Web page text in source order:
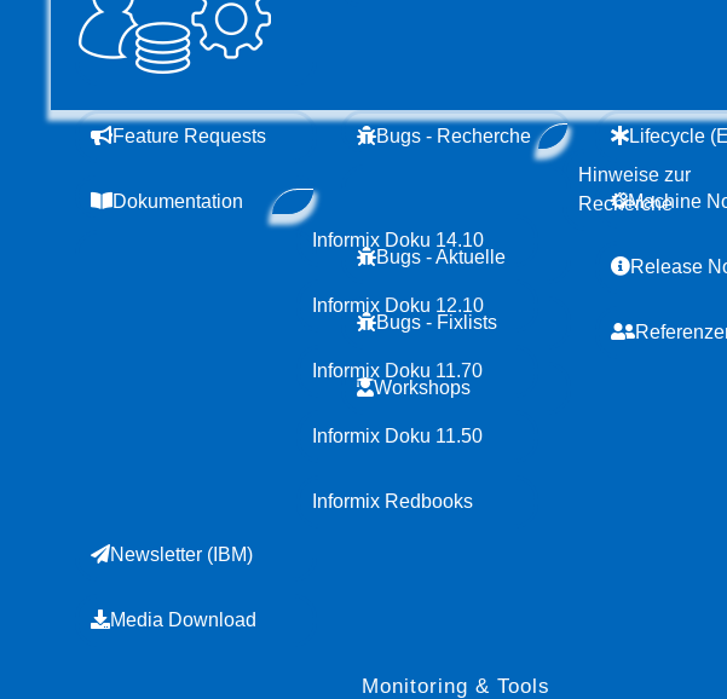
Feature Requests
Dokumentation
Informix Doku 14.10
Informix Doku 12.10
Informix Doku 11.70
Informix Doku 11.50
Informix Redbooks
Newsletter (IBM)
Media Download
Bugs - Recherche
Hinweise zur
Recherche
Bugs - Aktuelle
Bugs - Fixlists
Workshops
Lifecycle
Machine
Release
Monitoring & Tools